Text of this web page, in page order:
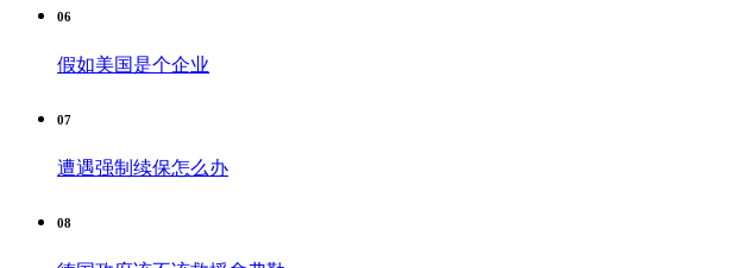
06
假如美国是个企业
07
遭遇强制续保怎么办
08